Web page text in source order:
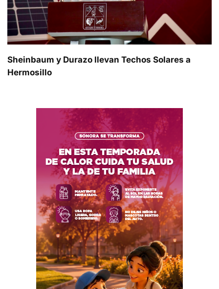
Sheinbaum y Durazo llevan Techos Solares a
Hermosillo